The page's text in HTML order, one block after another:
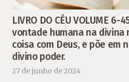
LIVRO DO CÉU VOLUME 6-
vontade humana na divina
coisa com Deus, e põe em
divino poder.
27 de junho de 2024